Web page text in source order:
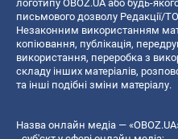
логотипу OBOZ.UA або будь-
письмового дозволу Редакції/
Незаконним використанням
копiювання, публiкацiя,
використання, переробка з
складу інших матеріалів,
та інші подібні зміни матеріалу.
Назва онлайн медіа —